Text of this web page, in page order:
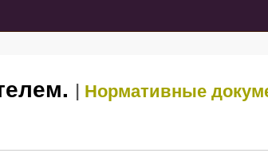
| Нормативные